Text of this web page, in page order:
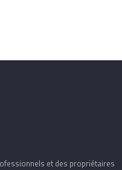
et des propriétaires